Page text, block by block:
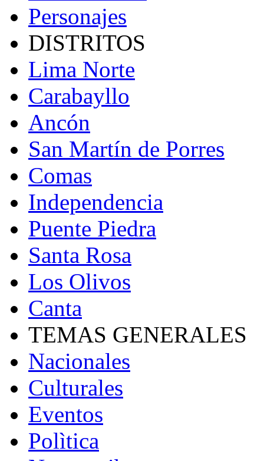
Personajes
DISTRITOS
Lima Norte
Carabayllo
Ancón
San Martín de Porres
Comas
Independencia
Puente Piedra
Santa Rosa
Los Olivos
Canta
TEMAS GENERALES
Nacionales
Culturales
Eventos
Polìtica